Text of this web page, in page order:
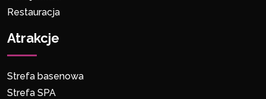
Restauracja
Atrakcje
Strefa basenowa
Strefa SPA